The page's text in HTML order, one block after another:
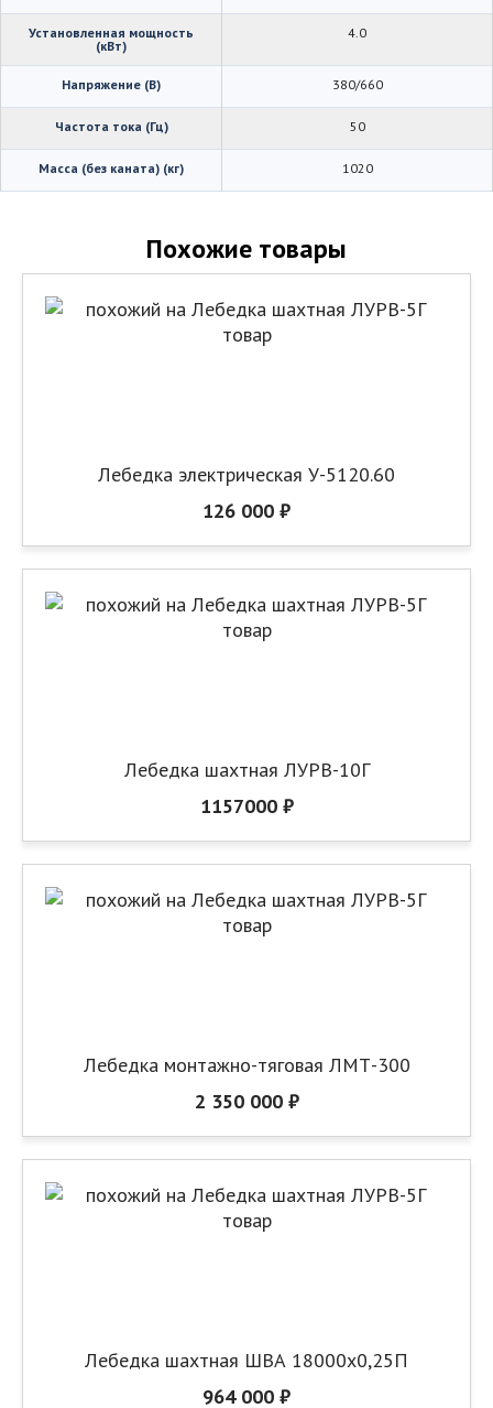
Установленная мощность
(кВт)
4.0
Напряжение (В) 380/660
Частота тока (Гц) 50
Масса (без каната) (кг) 1020
Похожие товары
Лебедка электрическая У-5120.60
126 000 ₽
Лебедка шахтная ЛУРВ-10Г
1157000 ₽
Лебедка монтажно-тяговая ЛМТ-300
2 350 000 ₽
Лебедка шахтная ШВА 18000х0,25П
964 000 ₽